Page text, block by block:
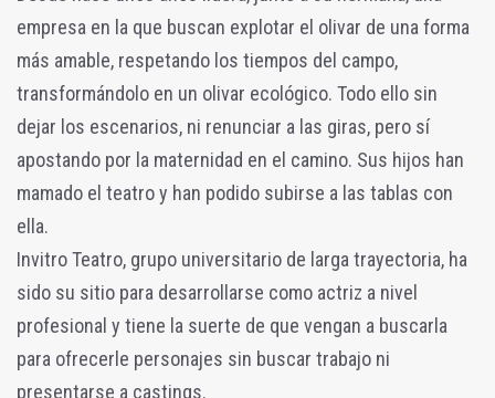
empresa en la que buscan explotar el olivar de una forma
más amable, respetando los tiempos del campo,
transformándolo en un olivar ecológico. Todo ello sin
dejar los escenarios, ni renunciar a las giras, pero sí
apostando por la maternidad en el camino. Sus hijos han
mamado el teatro y han podido subirse a las tablas con
ella.
Invitro Teatro, grupo universitario de larga trayectoria, ha
sido su sitio para desarrollarse como actriz a nivel
profesional y tiene la suerte de que vengan a buscarla
para ofrecerle personajes sin buscar trabajo ni
presentarse a castings.